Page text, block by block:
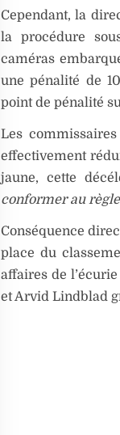
Cependant, la
la procédure
caméras
une pénalité de
point de pénalité
Les
effectivement
jaune, cette
conformer au
Conséquence
place du
affaires de
et Arvid Lindblad